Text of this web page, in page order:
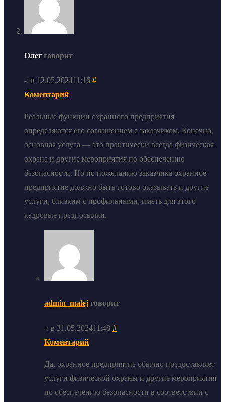
Олег говорит
-: в 12.05.202411:16 #
Коментарий
Реальные функции охранного предприятия
определяются его соглашением с заказчиком. Конечно,
основная услуга — это практически всегда физическая
охрана и другие мероприятия по обеспечению
безопасности. Но по пожеланию заказчика охранное
предприятие должно быть готово оказывать и другие
услуги, близким с профильными, иметь для этого
кадровые предпосылки.
admin_malej говорит
-: в 31.05.202411:48 #
Коментарий
Да, охранное предприятие обычно предоставляет
услуги физической охраны и другие мероприятия
по обеспечению безопасности в соответствии с